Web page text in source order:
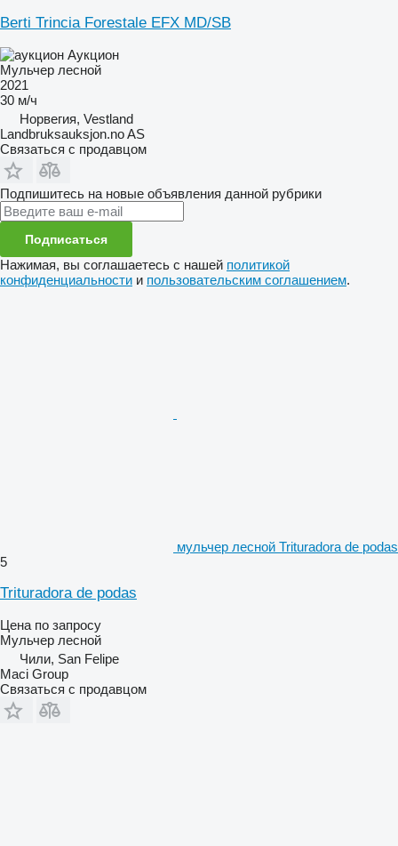
Berti Trincia Forestale EFX MD/SB
Аукцион
Мульчер лесной
2021
30 м/ч
Норвегия, Vestland
Landbruksauksjon.no AS
Связаться с продавцом
Подпишитесь на новые объявления данной рубрики
Подписаться
Нажимая, вы соглашаетесь с нашей политикой
конфиденциальности и пользовательским соглашением.
мульчер лесной Trituradora de podas
5
Trituradora de podas
Цена по запросу
Мульчер лесной
Чили, San Felipe
Maci Group
Связаться с продавцом